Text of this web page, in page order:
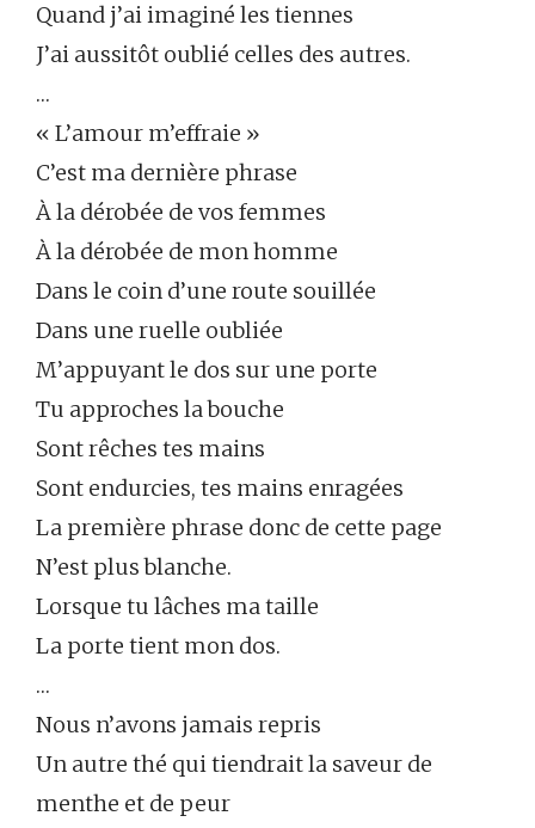
Quand j’ai imaginé les tiennes
J’ai aussitôt oublié celles des autres.
…
« L’amour m’effraie »
C’est ma dernière phrase
À la dérobée de vos femmes
À la dérobée de mon homme
Dans le coin d’une route souillée
Dans une ruelle oubliée
M’appuyant le dos sur une porte
Tu approches la bouche
Sont rêches tes mains
Sont endurcies, tes mains enragées
La première phrase donc de cette page
N’est plus blanche.
Lorsque tu lâches ma taille
La porte tient mon dos.
…
Nous n’avons jamais repris
Un autre thé qui tiendrait la saveur de
menthe et de peur